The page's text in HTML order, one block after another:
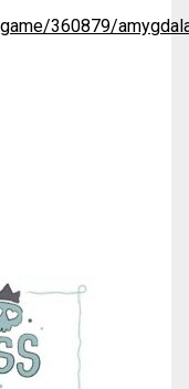
360879/